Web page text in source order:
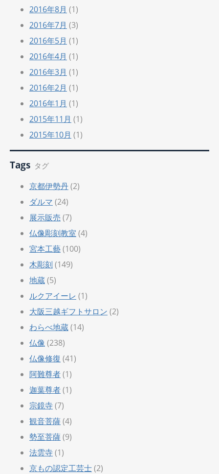
2016年8月 (1)
2016年7月 (3)
2016年5月 (1)
2016年4月 (1)
2016年3月 (1)
2016年2月 (1)
2016年1月 (1)
2015年11月 (1)
2015年10月 (1)
Tags タグ
京都伊勢丹(2)
ダルマ (24)
展示販売 (7)
仏像彫刻教室 (4)
宮本工藝(100)
木彫刻 (149)
地蔵(5)
ルクアイーレ (1)
大阪三越ギフトサロン (2)
わらべ地蔵(14)
仏像 (238)
仏像修復 (41)
阿難尊者(1)
迦葉尊者(1)
宗鏡寺(7)
観音菩薩(4)
勢至菩薩(9)
法雲寺(1)
京もの認定工芸士(2)